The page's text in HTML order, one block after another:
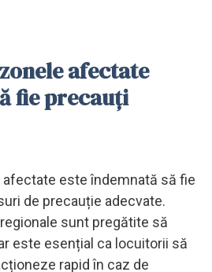
afectate
fie precauți
afectate este îndemnată să fie
de precauție adecvate.
sunt pregătite să
este esențial ca locuitorii să
rapid în caz de